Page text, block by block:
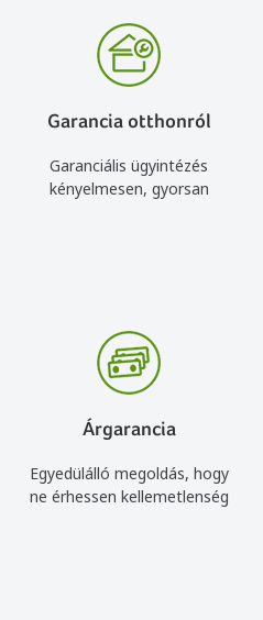
Garancia otthonról
Garanciális ügyintézés
kényelmesen, gyorsan
Árgarancia
Egyedülálló megoldás, hogy
ne érhessen kellemetlenség